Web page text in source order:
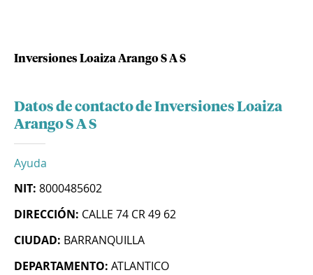
Inversiones Loaiza Arango S A S
Datos de contacto de Inversiones Loaiza
Arango S A S
Ayuda
NIT: 8000485602
DIRECCIÓN: CALLE 74 CR 49 62
CIUDAD: BARRANQUILLA
DEPARTAMENTO: ATLANTICO